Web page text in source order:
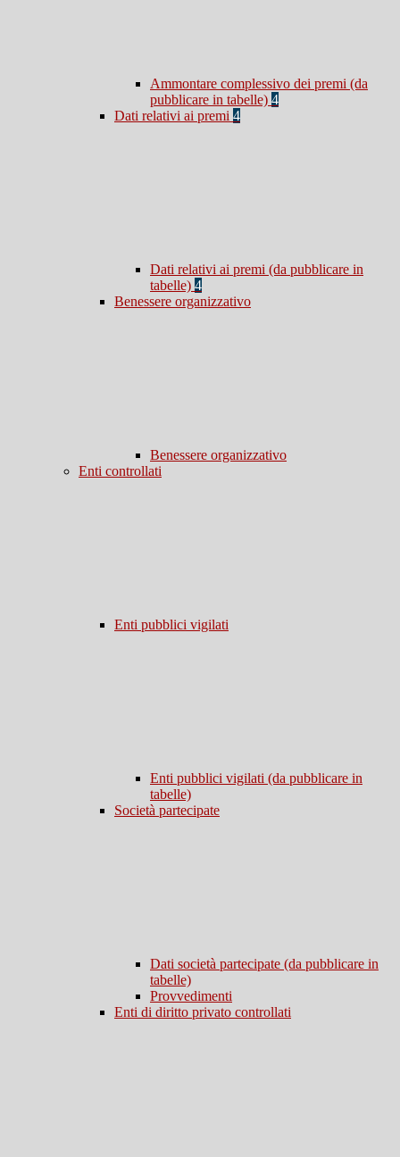
Ammontare complessivo dei premi (da
pubblicare in tabelle) 4
Dati relativi ai premi 4
Dati relativi ai premi (da pubblicare in
tabelle) 4
Benessere organizzativo
Benessere organizzativo
Enti controllati
Enti pubblici vigilati
Enti pubblici vigilati (da pubblicare in
tabelle)
Società partecipate
Dati società partecipate (da pubblicare in
tabelle)
Provvedimenti
Enti di diritto privato controllati